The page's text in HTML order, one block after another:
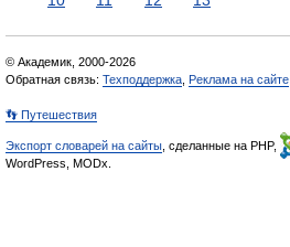
© Академик, 2000-2026
Обратная связь: Техподдержка Реклама на сайте
👣 Путешествия
Экспорт словарей на сайты , сделанные на PHP,
WordPress, MODx.